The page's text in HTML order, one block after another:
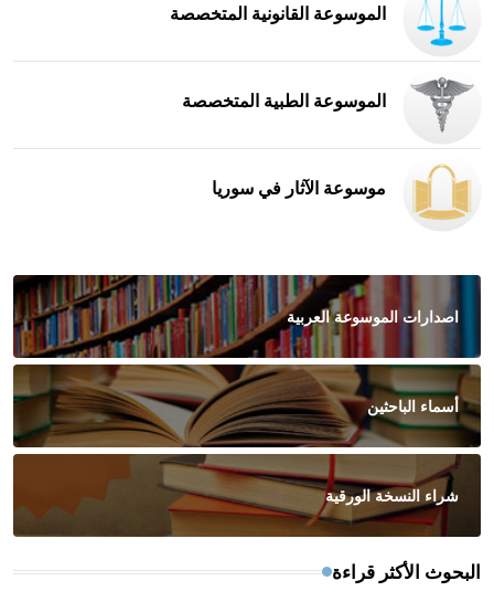
الموسوعة القانونية المتخصصة
الموسوعة الطبية المتخصصة
موسوعة الآثار في سوريا
اصدارات الموسوعة العربية
أسماء الباحثين
شراء النسخة الورقية
البحوث الأكثر قراءة